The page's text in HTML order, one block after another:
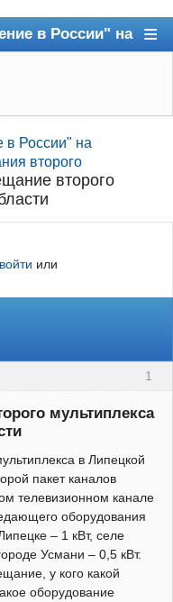
в России" на
России" на
второго
второго
войти или
1
мультиплекса
в Липецкой
пакет каналов
телевизионном канале
оборудования
– 1 кВт, селе
Усмани – 0,5 кВт.
у кого какой
оборудование